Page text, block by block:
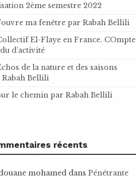
2ème semestre 2022
ma fenêtre par Rabah Bellili
El-Flaye en France. COmpte
d’activité
de la nature et des saisons
Rabah Bellili
le chemin par Rabah Bellili
récents
mohamed dansPénétrante